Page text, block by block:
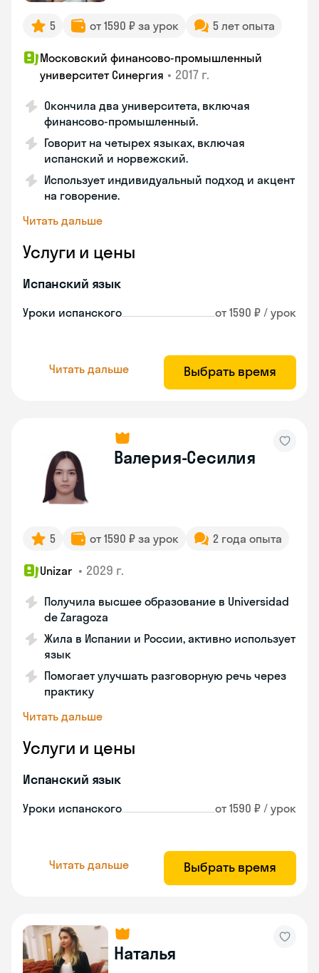
5 от 1590 ₽ за урок 5 лет опыта
Московский финансово-промышленный
университет Синергия • 2017 г.
Окончила два университета, включая
финансово-промышленный.
Говорит на четырех языках, включая
испанский и норвежский.
Использует индивидуальный подход и акцент
на говорение.
Читать дальше
Услуги и цены
Испанский язык
Уроки испанского от 1590 ₽ / урок
Читать дальше Выбрать время
Валерия-Сесилия
5 от 1590 ₽ за урок 2 года опыта
Unizar • 2029 г.
Получила высшее образование в Universidad
de Zaragoza
Жила в Испании и России, активно использует
язык
Помогает улучшать разговорную речь через
практику
Читать дальше
Услуги и цены
Испанский язык
Уроки испанского от 1590 ₽ / урок
Читать дальше Выбрать время
Наталья